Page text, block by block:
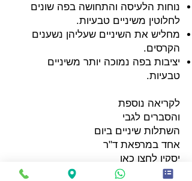
נוחות הלעיסה והתחושה בפה שונים
לחלוטין משיניים טבעיות.
מחליש את השיניים שעליהן נשענים
הקרסים.
יציבות בפה נמוכה יותר משיניים
טבעיות.
לקריאה נוספת
והסברים לגבי
השתלות שיניים ביום
אחד במרפאת ד"ר
יסקין לחצו כאן